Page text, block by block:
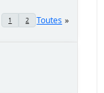
1 2 Toutes